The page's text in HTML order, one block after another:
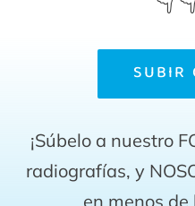
SUBIR
¡Súbelo a nuestro
radiografías, y
en menos de